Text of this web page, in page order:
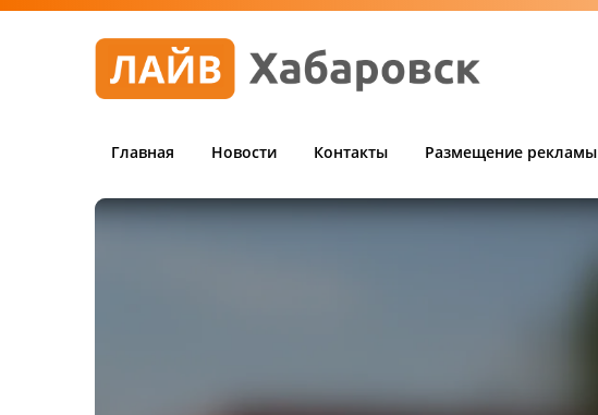
Главная Новости Контакты Размещение рекламы